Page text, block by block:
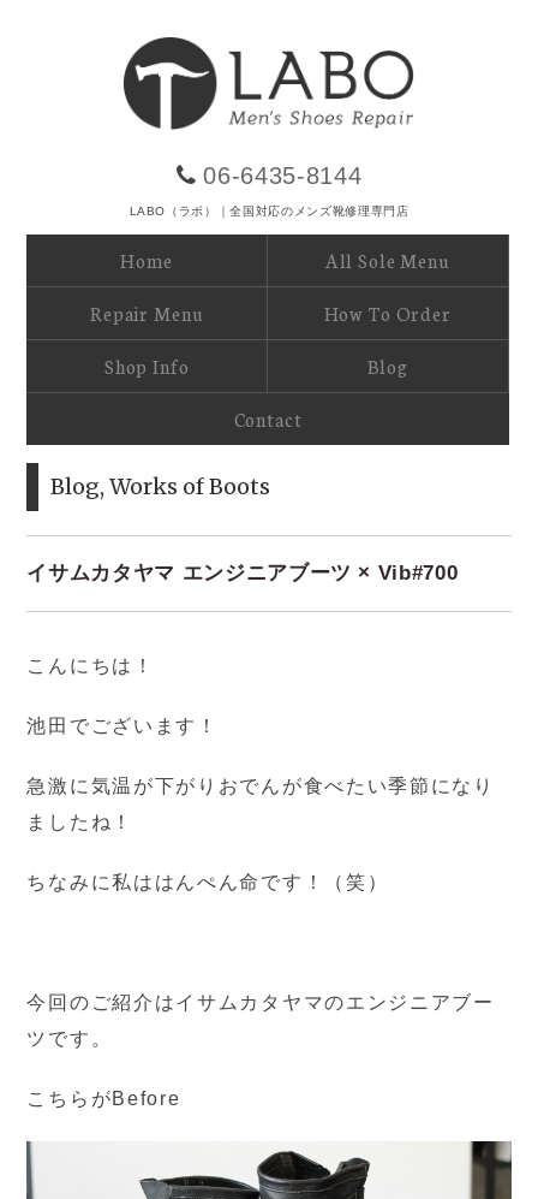
06-6435-8144
LABO（ラボ）｜全国対応のメンズ靴修理専門店
Home All Sole Menu
Repair Menu How To Order
Shop Info Blog
Contact
Blog,Works of Boots
イサムカタヤマ エンジニアブーツ × Vib#700
こんにちは！
池田でございます！
急激に気温が下がりおでんが食べたい季節になり
ましたね！
ちなみに私ははんぺん命です！（笑）
今回のご紹介はイサムカタヤマのエンジニアブー
ツです。
こちらがBefore